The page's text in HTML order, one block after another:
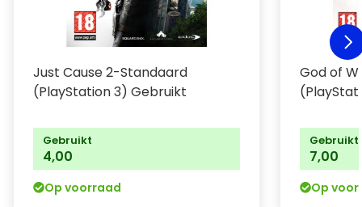
Just Cause 2-Standaard
(PlayStation 3) Gebruikt
Gebruikt
4,00
Op voorraad
God of
Gebruikt
7,00
Op